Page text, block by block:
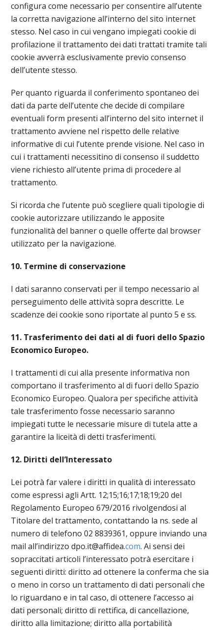
configura come necessario per consentire all’utente
la corretta navigazione all’interno del sito internet
stesso. Nel caso in cui vengano impiegati cookie di
profilazione il trattamento dei dati trattati tramite tali
cookie avverrà esclusivamente previo consenso
dell’utente stesso.
Per quanto riguarda il conferimento spontaneo dei
dati da parte dell’utente che decide di compilare
eventuali form presenti all’interno del sito internet il
trattamento avviene nel rispetto delle relative
informative di cui l’utente prende visione. Nel caso in
cui i trattamenti necessitino di consenso il suddetto
viene richiesto all’utente prima di procedere al
trattamento.
Si ricorda che l’utente può scegliere quali tipologie di
cookie autorizzare utilizzando le apposite
funzionalità del banner o quelle offerte dal browser
utilizzato per la navigazione.
10. Termine di conservazione
I dati saranno conservati per il tempo necessario al
perseguimento delle attività sopra descritte. Le
scadenze dei cookie sono riportate al punto 5 e ss.
11. Trasferimento dei dati al di fuori dello Spazio
Economico Europeo.
I trattamenti di cui alla presente informativa non
comportano il trasferimento al di fuori dello Spazio
Economico Europeo. Qualora per specifiche attività
tale trasferimento fosse necessario saranno
impiegati tutte le necessarie misure di tutela atte a
garantire la liceità di detti trasferimenti.
12. Diritti dell’Interessato
Lei potrà far valere i diritti in qualità di interessato
come espressi agli Artt. 12;15;16;17;18;19;20 del
Regolamento Europeo 679/2016 rivolgendosi al
Titolare del trattamento, contattando la ns. sede al
numero di telefono 02 8839361, oppure inviando una
mail all’indirizzo dpo.it@affidea.com. Ai sensi dei
sopraccitati articoli l’interessato potrà esercitare i
seguenti diritti: diritto ad ottenere la conferma che sia
o meno in corso un trattamento di dati personali che
lo riguardano e in tal caso, di ottenere l’accesso ai
dati personali; diritto di rettifica, di cancellazione,
diritto alla limitazione; diritto alla portabilità